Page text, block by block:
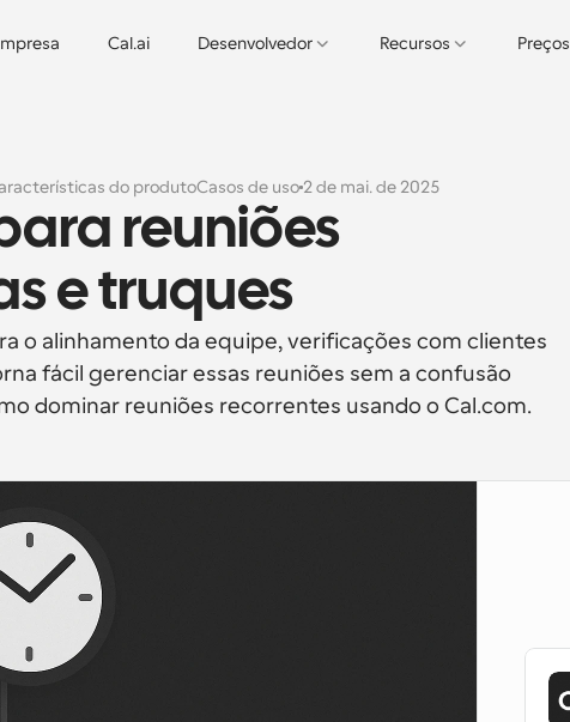
Cal.ai Desenvolvedor Recursos Preços
do produtoCasos de uso2 de mai. de 2025
reuniões
e truques
o alinhamento da equipe, verificações com clientes
fácil gerenciar essas reuniões sem a confusão
dominar reuniões recorrentes usando o Cal.com.